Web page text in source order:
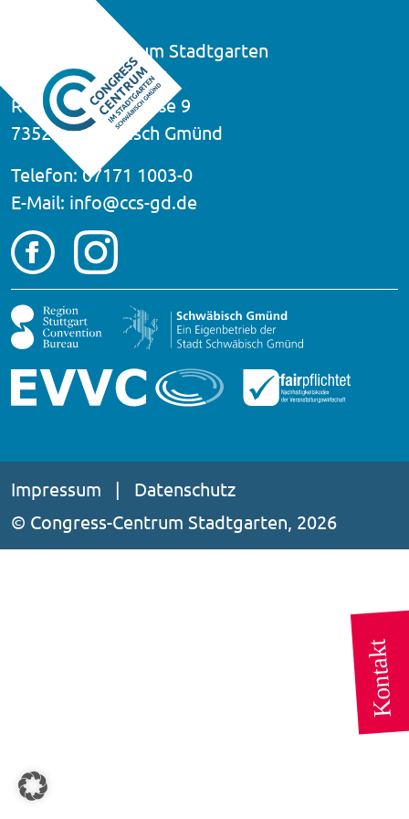
Congress-Centrum Stadtgarten
Schwäbisch Gmünd
Rektor-Klaus-Straße 9
73525 Schwäbisch Gmünd
Telefon: 07171 1003-0
E-Mail: info@ccs-gd.de
Impressum | Datenschutz
© Congress-Centrum Stadtgarten, 2026